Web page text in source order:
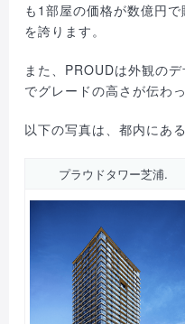
も1部屋の価格が数億円
を誇ります。
また、PROUDは外観の
でグレードの高さが伝わ
以下の写真は、都内にあ
プラウドタワー芝浦.